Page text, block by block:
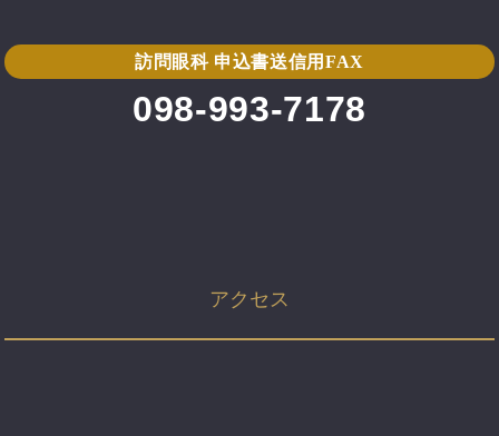
訪問眼科 申込書送信用FAX
098-993-7178
アクセス